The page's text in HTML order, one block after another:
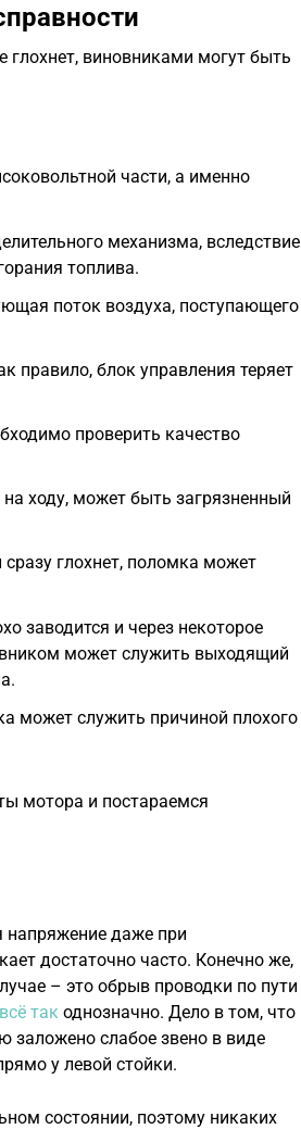
глохнет, виновниками могут быть
части, а именно
механизма, вследствие
топлива.
поток воздуха, поступающего
блок управления теряет
проверить качество
ходу, может быть загрязненный
сразу глохнет, поломка может
заводится и через некоторое
может служить выходящий
может служить причиной плохого
мотора и постараемся
напряжение даже при
достаточно часто. Конечно же,
– это обрыв проводки по пути
так однозначно. Дело в том, что
заложено слабое звено в виде
у левой стойки.
состоянии, поэтому никаких